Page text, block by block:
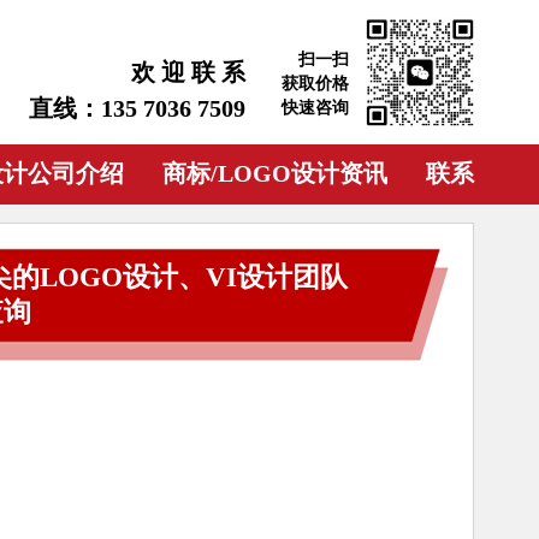
欢 迎 联 系
直线：135 7036 7509
扫一扫
获取价格
快速咨询
公司介绍 商标/LOGO设计资讯 联系
的LOGO设计、VI设计团队